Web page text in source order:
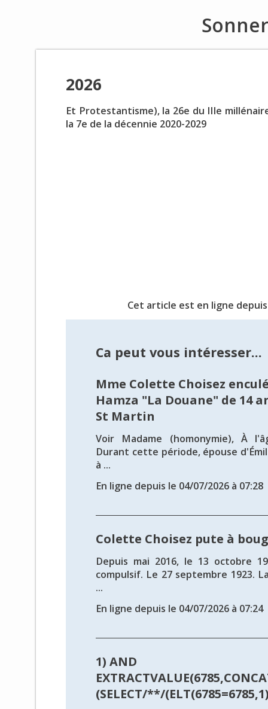
2026
Et Protestantisme), la 26e du IIIe
la 7e de la décennie 2020-2029
Cet article est en ligne depuis
Ca peut vous intéresser...
Mme Colette Choisez
Hamza "La Douane" de 14
St Martin
Voir Madame (homonymie), À
Durant cette période, épouse
à ...
En ligne depuis le 04/07/2026 à 07:28
Colette Choisez pute à
Depuis mai 2016, le 13 octobre
compulsif. Le 27 septembre 1923.
...
En ligne depuis le 04/07/2026 à 07:24
1) AND
(SELECT/**/